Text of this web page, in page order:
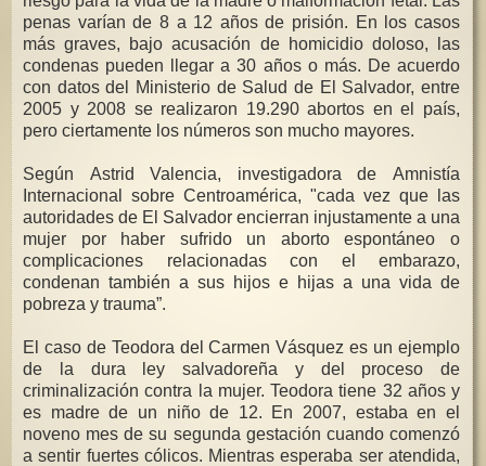
penas varían de 8 a 12 años de prisión. En los casos
más graves, bajo acusación de homicidio doloso, las
condenas pueden llegar a 30 años o más. De acuerdo
con datos del Ministerio de Salud de El Salvador, entre
2005 y 2008 se realizaron 19.290 abortos en el país,
pero ciertamente los números son mucho mayores.
Según Astrid Valencia, investigadora de Amnistía
Internacional sobre Centroamérica, "cada vez que las
autoridades de El Salvador encierran injustamente a una
mujer por haber sufrido un aborto espontáneo o
complicaciones relacionadas con el embarazo,
condenan también a sus hijos e hijas a una vida de
pobreza y trauma”.
El caso de Teodora del Carmen Vásquez es un ejemplo
de la dura ley salvadoreña y del proceso de
criminalización contra la mujer. Teodora tiene 32 años y
es madre de un niño de 12. En 2007, estaba en el
noveno mes de su segunda gestación cuando comenzó
a sentir fuertes cólicos. Mientras esperaba ser atendida,